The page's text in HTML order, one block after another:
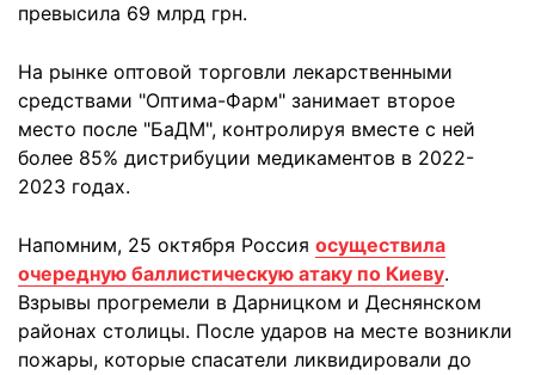
превысила 69 млрд грн.
На рынке оптовой торговли лекарственными
средствами "Оптима-Фарм" занимает второе
место после "БаДМ", контролируя вместе с ней
более 85% дистрибуции медикаментов в 2022-
2023 годах.
Напомним, 25 октября Россия осуществила
очередную баллистическую атаку по Киеву.
Взрывы прогремели в Дарницком и Деснянском
районах столицы. После ударов на месте возникли
пожары, которые спасатели ликвидировали до